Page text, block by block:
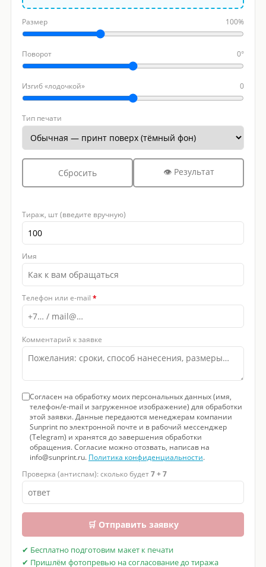
Размер 100%
Поворот 0°
Изгиб «лодочкой» 0
Тип печати
Сбросить 👁 Результат
Тираж, шт (введите вручную)
Имя
Телефон или e-mail *
Комментарий к заявке
Согласен на обработку моих персональных данных (имя,
телефон/e-mail и загруженное изображение) для обработки
этой заявки. Данные передаются менеджерам компании
Sunprint по электронной почте и в рабочий мессенджер
(Telegram) и хранятся до завершения обработки
обращения. Согласие можно отозвать, написав на
info@sunprint.ru. Политика конфиденциальности.
Проверка (антиспам): сколько будет7 + 7
🛒 Отправить заявку
✔ Бесплатно подготовим макет к печати
✔ Пришлём фотопревью на согласование до тиража